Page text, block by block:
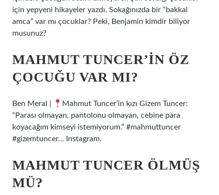
için yepyeni hikayeler yazdı. Sokağınızda bir “bakkal
amca” var mı çocuklar? Peki, Benjamin kimdir biliyor
musunuz?
MAHMUT TUNCER’IN ÖZ
ÇOCUĞU VAR MI?
Ben Meral |
Mahmut Tuncer’in kızı Gizem Tuncer:
“Parası olmayan, pantolonu olmayan, cebine para
koyacağım kimseyi istemiyorum.” #mahmuttuncer
#gizemtuncer… Instagram.
MAHMUT TUNCER ÖLMÜŞ
MÜ?